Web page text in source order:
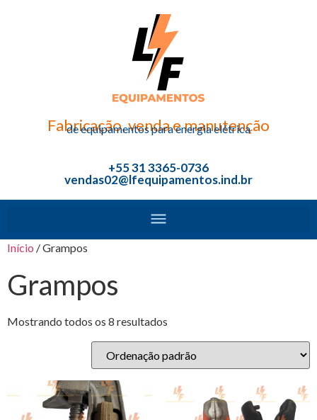
Fabricação, venda e manutenção
de equipamentos para energia elétrica
+55 31 3365-0736
vendas02@lfequipamentos.ind.br
Início / Grampos
Grampos
Mostrando todos os 8 resultados